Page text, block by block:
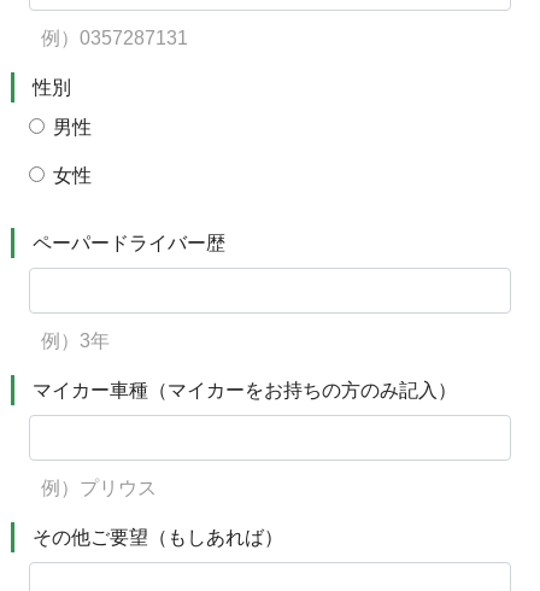
例）0357287131
性別
男性
女性
ペーパードライバー歴
例）3年
マイカー車種（マイカーをお持ちの方のみ記入）
例）プリウス
その他ご要望（もしあれば）